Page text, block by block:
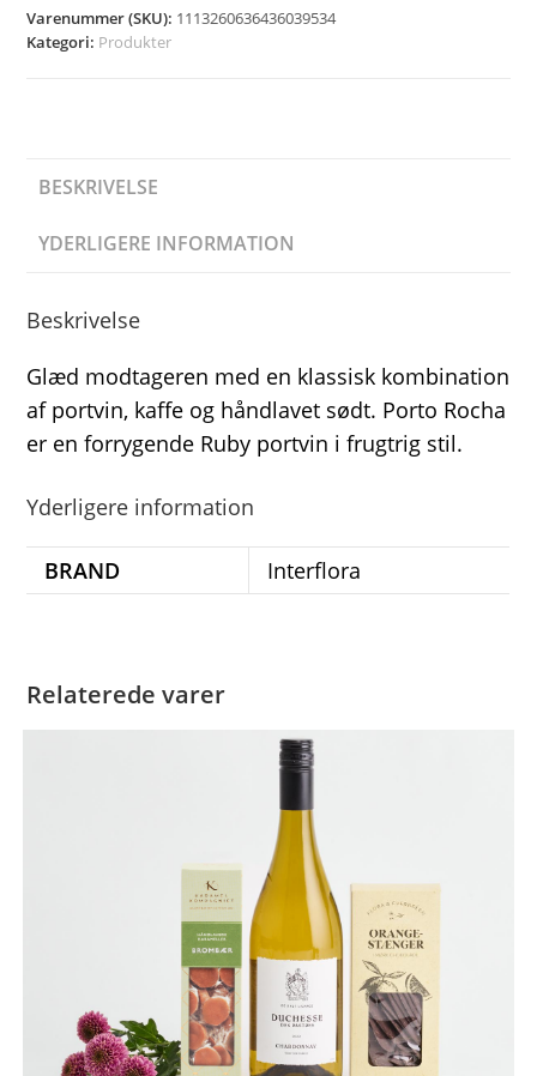
Varenummer (SKU): 1113260636436039534
Kategori: Produkter
BESKRIVELSE
YDERLIGERE INFORMATION
Beskrivelse
Glæd modtageren med en klassisk kombination
af portvin, kaffe og håndlavet sødt. Porto Rocha
er en forrygende Ruby portvin i frugtrig stil.
Yderligere information
BRAND Interflora
Relaterede varer